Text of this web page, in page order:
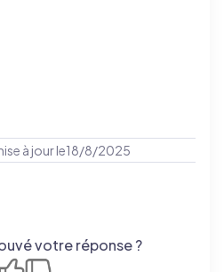
à jour le18/8/2025
votre réponse ?